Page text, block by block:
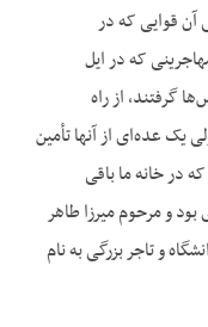
آن قوایی که در
که در ایل
گرفتند، از راه
یک عده‌‌ای از آنها تأمین
در خانه ما باقی
بود و مرحوم میرزا طاهر
و تاجر بزرگی به نام